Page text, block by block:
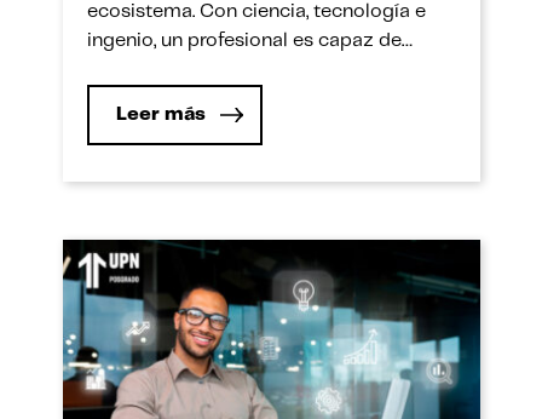
ecosistema. Con ciencia, tecnología e
ingenio, un profesional es capaz de
Leer más